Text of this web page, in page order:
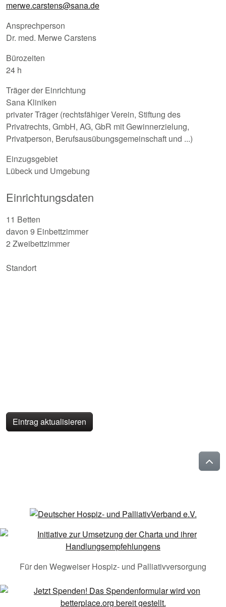
merwe.carstens@sana.de
Ansprechperson
Dr. med. Merwe Carstens
Bürozeiten
24 h
Träger der Einrichtung
Sana Kliniken
privater Träger (rechtsfähiger Verein, Stiftung des
Privatrechts, GmbH, AG, GbR mit Gewinnerzielung,
Privatperson, Berufsausübungsgemeinschaft und ...)
Einzugsgebiet
Lübeck und Umgebung
Einrichtungsdaten
11 Betten
davon 9 Einbettzimmer
2 Zweibettzimmer
Standort
Eintrag aktualisieren
Für den Wegweiser Hospiz- und Palliativversorgung